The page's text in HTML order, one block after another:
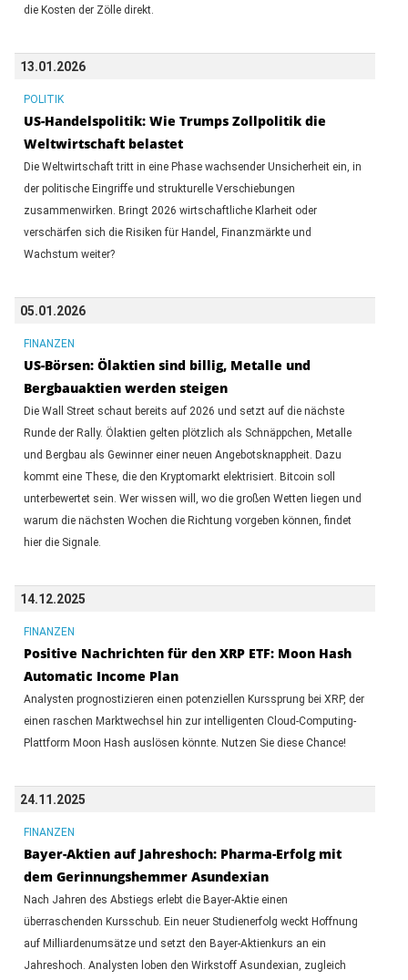
die Kosten der Zölle direkt.
13.01.2026
POLITIK
US-Handelspolitik: Wie Trumps Zollpolitik die
Weltwirtschaft belastet
Die Weltwirtschaft tritt in eine Phase wachsender Unsicherheit ein, in
der politische Eingriffe und strukturelle Verschiebungen
zusammenwirken. Bringt 2026 wirtschaftliche Klarheit oder
verschärfen sich die Risiken für Handel, Finanzmärkte und
Wachstum weiter?
05.01.2026
FINANZEN
US-Börsen: Ölaktien sind billig, Metalle und
Bergbauaktien werden steigen
Die Wall Street schaut bereits auf 2026 und setzt auf die nächste
Runde der Rally. Ölaktien gelten plötzlich als Schnäppchen, Metalle
und Bergbau als Gewinner einer neuen Angebotsknappheit. Dazu
kommt eine These, die den Kryptomarkt elektrisiert. Bitcoin soll
unterbewertet sein. Wer wissen will, wo die großen Wetten liegen und
warum die nächsten Wochen die Richtung vorgeben können, findet
hier die Signale.
14.12.2025
FINANZEN
Positive Nachrichten für den XRP ETF: Moon Hash
Automatic Income Plan
Analysten prognostizieren einen potenziellen Kurssprung bei XRP, der
einen raschen Marktwechsel hin zur intelligenten Cloud-Computing-
Plattform Moon Hash auslösen könnte. Nutzen Sie diese Chance!
24.11.2025
FINANZEN
Bayer-Aktien auf Jahreshoch: Pharma-Erfolg mit
dem Gerinnungshemmer Asundexian
Nach Jahren des Abstiegs erlebt die Bayer-Aktie einen
überraschenden Kursschub. Ein neuer Studienerfolg weckt Hoffnung
auf Milliardenumsätze und setzt den Bayer-Aktienkurs an ein
Jahreshoch. Analysten loben den Wirkstoff Asundexian, zugleich